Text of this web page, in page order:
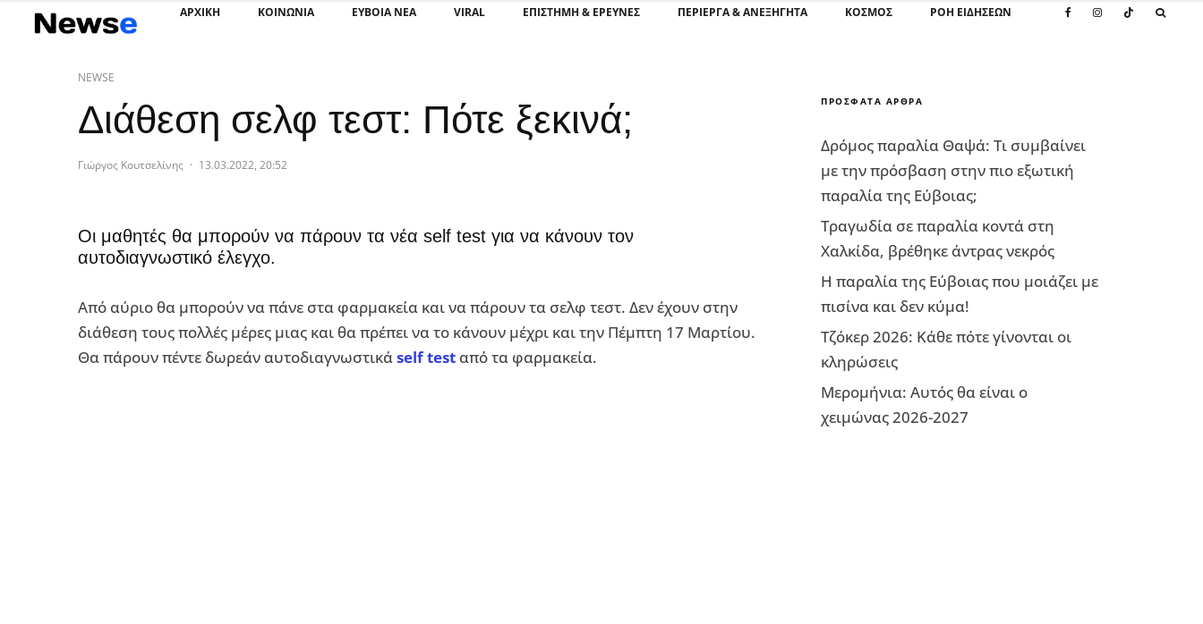
ΑΡΧΙΚΗ ΚΟΙΝΩΝΙΑ ΕΥΒΟΙΑ ΝΕΑ VIRAL ΕΠΙΣΤΉΜΗ & ΈΡΕΥΝΕΣ ΠΕΡΊΕΡΓΑ & ΑΝΕΞΉΓΗΤΑ ΚΌΣΜΟΣ ΡΟΗ ΕΙΔΗΣΕΩΝ
NEWSE
Διάθεση σελφ τεστ: Πότε ξεκινά;
Γιώργος Κουτσελίνης · 13.03.2022, 20:52
Οι μαθητές θα μπορούν να πάρουν τα νέα self test για να κάνουν τον
αυτοδιαγνωστικό έλεγχο.
Από αύριο θα μπορούν να πάνε στα φαρμακεία και να πάρουν τα σελφ τεστ. Δεν έχουν στην
διάθεση τους πολλές μέρες μιας και θα πρέπει να το κάνουν μέχρι και την Πέμπτη 17 Μαρτίου.
Θα πάρουν πέντε δωρεάν αυτοδιαγνωστικάself test από τα φαρμακεία.
ΠΡΌΣΦΑΤΑ ΆΡΘΡΑ
Δρόμος παραλία Θαψά: Τι συμβαίνει
με την πρόσβαση στην πιο εξωτική
παραλία της Εύβοιας;
Τραγωδία σε παραλία κοντά στη
Χαλκίδα, βρέθηκε άντρας νεκρός
Η παραλία της Εύβοιας που μοιάζει με
πισίνα και δεν κύμα!
Τζόκερ 2026: Κάθε πότε γίνονται οι
κληρώσεις
Μερομήνια: Αυτός θα είναι ο
χειμώνας 2026-2027